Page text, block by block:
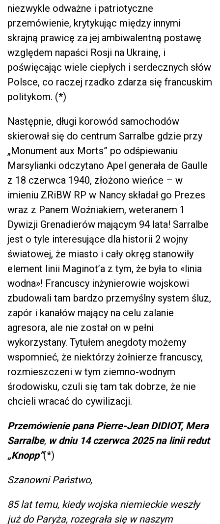
niezwykle odważne i patriotyczne
przemówienie, krytykując między innymi
skrajną prawicę za jej ambiwalentną postawę
względem napaści Rosji na Ukrainę, i
poświęcając wiele ciepłych i serdecznych słów
Polsce, co raczej rzadko zdarza się francuskim
politykom. (*)
Następnie, długi korowód samochodów
skierował się do centrum Sarralbe gdzie przy
„Monument aux Morts” po odśpiewaniu
Marsylianki odczytano Apel generała de Gaulle
z 18 czerwca 1940, złożono wieńce – w
imieniu ZRiBW RP w Nancy składał go Prezes
wraz z Panem Woźniakiem, weteranem 1
Dywizji Grenadierów mającym 94 lata! Sarralbe
jest o tyle interesujące dla historii 2 wojny
światowej, że miasto i cały okręg stanowiły
element linii Maginot’a z tym, że była to «linia
wodna»! Francuscy inżynierowie wojskowi
zbudowali tam bardzo przemyślny system śluz,
zapór i kanałów mający na celu zalanie
agresora, ale nie został on w pełni
wykorzystany. Tytułem anegdoty możemy
wspomnieć, że niektórzy żołnierze francuscy,
rozmieszczeni w tym ziemno-wodnym
środowisku, czuli się tam tak dobrze, że nie
chcieli wracać do cywilizacji.
Przemówienie pana Pierre-Jean DIDIOT, Mera
Sarralbe, w dniu 14 czerwca 2025 na linii redut
„Knopp”(*)
Szanowni Państwo,
85 lat temu, kiedy wojska niemieckie weszły
już do Paryża, rozegrała się w naszym